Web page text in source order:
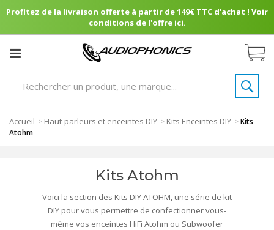
Profitez de la livraison offerte à partir de 149€ TTC d'achat ! Voir
conditions de l'offre ici.
Accueil > Haut-parleurs et enceintes DIY > Kits Enceintes DIY >Kits
Atohm
Kits Atohm
Voici la section des Kits DIY ATOHM, une série de kit
DIY pour vous permettre de confectionner vous-
même vos enceintes HiFi Atohm ou Subwoofer